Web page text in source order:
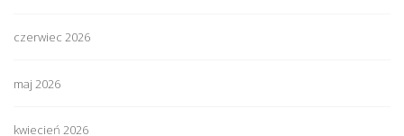
czerwiec 2026
maj 2026
kwiecień 2026